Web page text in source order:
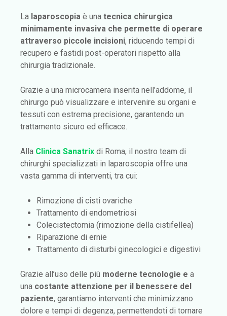
La laparoscopia è una tecnica chirurgica
minimamente invasiva che permette di operare
attraverso piccole incisioni, riducendo tempi di
recupero e fastidi post-operatori rispetto alla
chirurgia tradizionale.
Grazie a una microcamera inserita nell’addome, il
chirurgo può visualizzare e intervenire su organi e
tessuti con estrema precisione, garantendo un
trattamento sicuro ed efficace.
Alla Clinica Sanatrix di Roma, il nostro team di
chirurghi specializzati in laparoscopia offre una
vasta gamma di interventi, tra cui:
Rimozione di cisti ovariche
Trattamento di endometriosi
Colecistectomia (rimozione della cistifellea)
Riparazione di ernie
Trattamento di disturbi ginecologici e digestivi
Grazie all’uso delle più moderne tecnologie e a
una costante attenzione per il benessere del
paziente, garantiamo interventi che minimizzano
dolore e tempi di degenza, permettendoti di tornare